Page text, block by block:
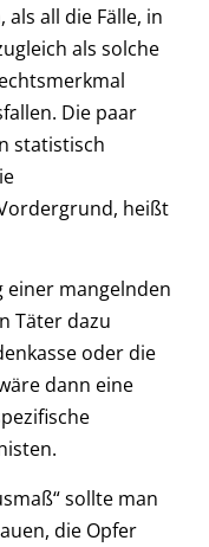
all die Fälle, in
als solche
Die paar
statistisch
heißt
einer mangelnden
Täter dazu
oder die
dann eine
sollte man
die Opfer